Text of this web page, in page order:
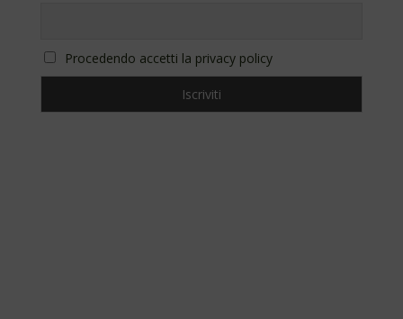
Procedendo accetti la privacy policy